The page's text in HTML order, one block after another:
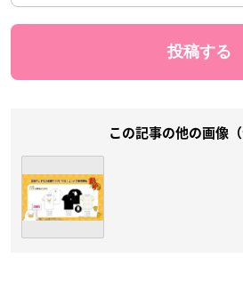
この記事の他の画像（